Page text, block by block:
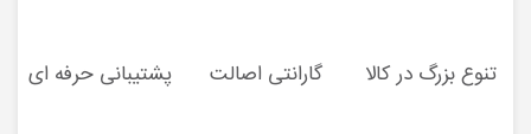
تنوع بزرگ در کالا گارانتی اصالت پشتیبانی حرفه ای